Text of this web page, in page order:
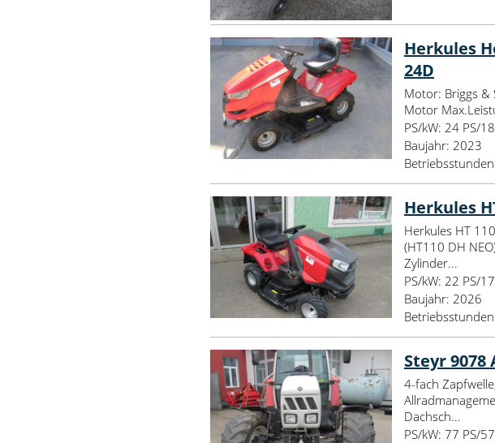
Herkules
24D
Motor: Briggs
Motor
PS/kW: 24 PS/
Baujahr: 2023
Herkules
Herkules HT
(HT110 DH
Zylinder...
PS/kW: 22 PS/
Baujahr: 2026
Steyr 9078
4-fach
Dachsch...
PS/kW: 77 PS/